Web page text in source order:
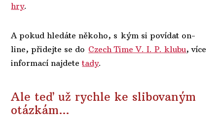
hry.
A pokud hledáte někoho, s kým si povídat on-
line, přidejte se do Czech Time V. I. P. klubu, více
informací najdetetady.
Ale teď už rychle ke slibovaným
otázkám…